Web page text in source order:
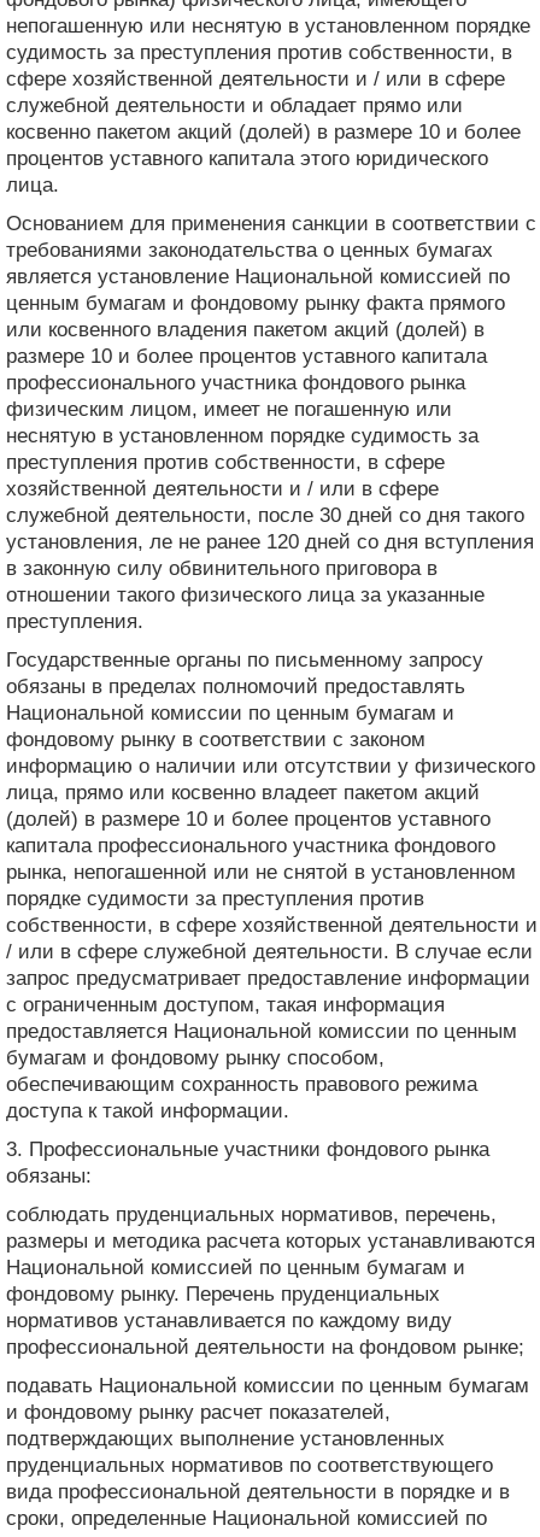
непогашенную или неснятую в установленном порядке
судимость за преступления против собственности, в
сфере хозяйственной деятельности и / или в сфере
служебной деятельности и обладает прямо или
косвенно пакетом акций (долей) в размере 10 и более
процентов уставного капитала этого юридического
лица.
Основанием для применения санкции в соответствии с
требованиями законодательства о ценных бумагах
является установление Национальной комиссией по
ценным бумагам и фондовому рынку факта прямого
или косвенного владения пакетом акций (долей) в
размере 10 и более процентов уставного капитала
профессионального участника фондового рынка
физическим лицом, имеет не погашенную или
неснятую в установленном порядке судимость за
преступления против собственности, в сфере
хозяйственной деятельности и / или в сфере
служебной деятельности, после 30 дней со дня такого
установления, ле не ранее 120 дней со дня вступления
в законную силу обвинительного приговора в
отношении такого физического лица за указанные
преступления.
Государственные органы по письменному запросу
обязаны в пределах полномочий предоставлять
Национальной комиссии по ценным бумагам и
фондовому рынку в соответствии с законом
информацию о наличии или отсутствии у физического
лица, прямо или косвенно владеет пакетом акций
(долей) в размере 10 и более процентов уставного
капитала профессионального участника фондового
рынка, непогашенной или не снятой в установленном
порядке судимости за преступления против
собственности, в сфере хозяйственной деятельности и
/ или в сфере служебной деятельности. В случае если
запрос предусматривает предоставление информации
с ограниченным доступом, такая информация
предоставляется Национальной комиссии по ценным
бумагам и фондовому рынку способом,
обеспечивающим сохранность правового режима
доступа к такой информации.
3. Профессиональные участники фондового рынка
обязаны:
соблюдать пруденциальных нормативов, перечень,
размеры и методика расчета которых устанавливаются
Национальной комиссией по ценным бумагам и
фондовому рынку. Перечень пруденциальных
нормативов устанавливается по каждому виду
профессиональной деятельности на фондовом рынке;
подавать Национальной комиссии по ценным бумагам
и фондовому рынку расчет показателей,
подтверждающих выполнение установленных
пруденциальных нормативов по соответствующего
вида профессиональной деятельности в порядке и в
сроки, определенные Национальной комиссией по